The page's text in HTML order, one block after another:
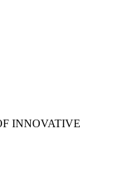
INNOVATIVE